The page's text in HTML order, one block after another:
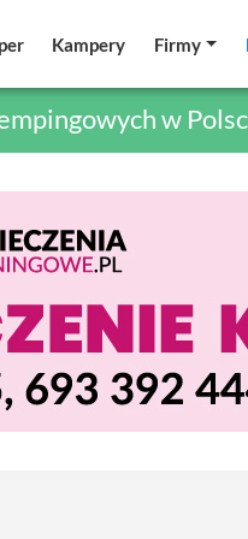
Kampery Firmy
w
Kampery Firmy